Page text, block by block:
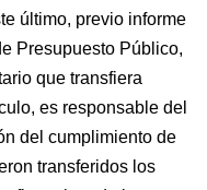
último, previo informe
Presupuesto Público,
que transfiera
es responsable del
del cumplimiento de
transferidos los